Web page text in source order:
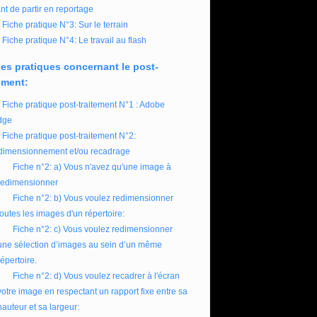
de partir en reportage
Fiche pratique N°3: Sur le terrain
Fiche pratique N°4: Le travail au flash
pratiques concernant le post-
Fiche pratique post-traitement N°1 : Adobe
Fiche pratique post-traitement N°2:
et/ou recadrage
Fiche n°2: a) Vous n'avez qu'une image à
Fiche n°2: b) Vous voulez redimensionner
les images d'un répertoire:
Fiche n°2: c) Vous voulez redimensionner
sélection d’images au sein d’un même
Fiche n°2: d) Vous voulez recadrer à l'écran
image en respectant un rapport fixe entre sa
et sa largeur: